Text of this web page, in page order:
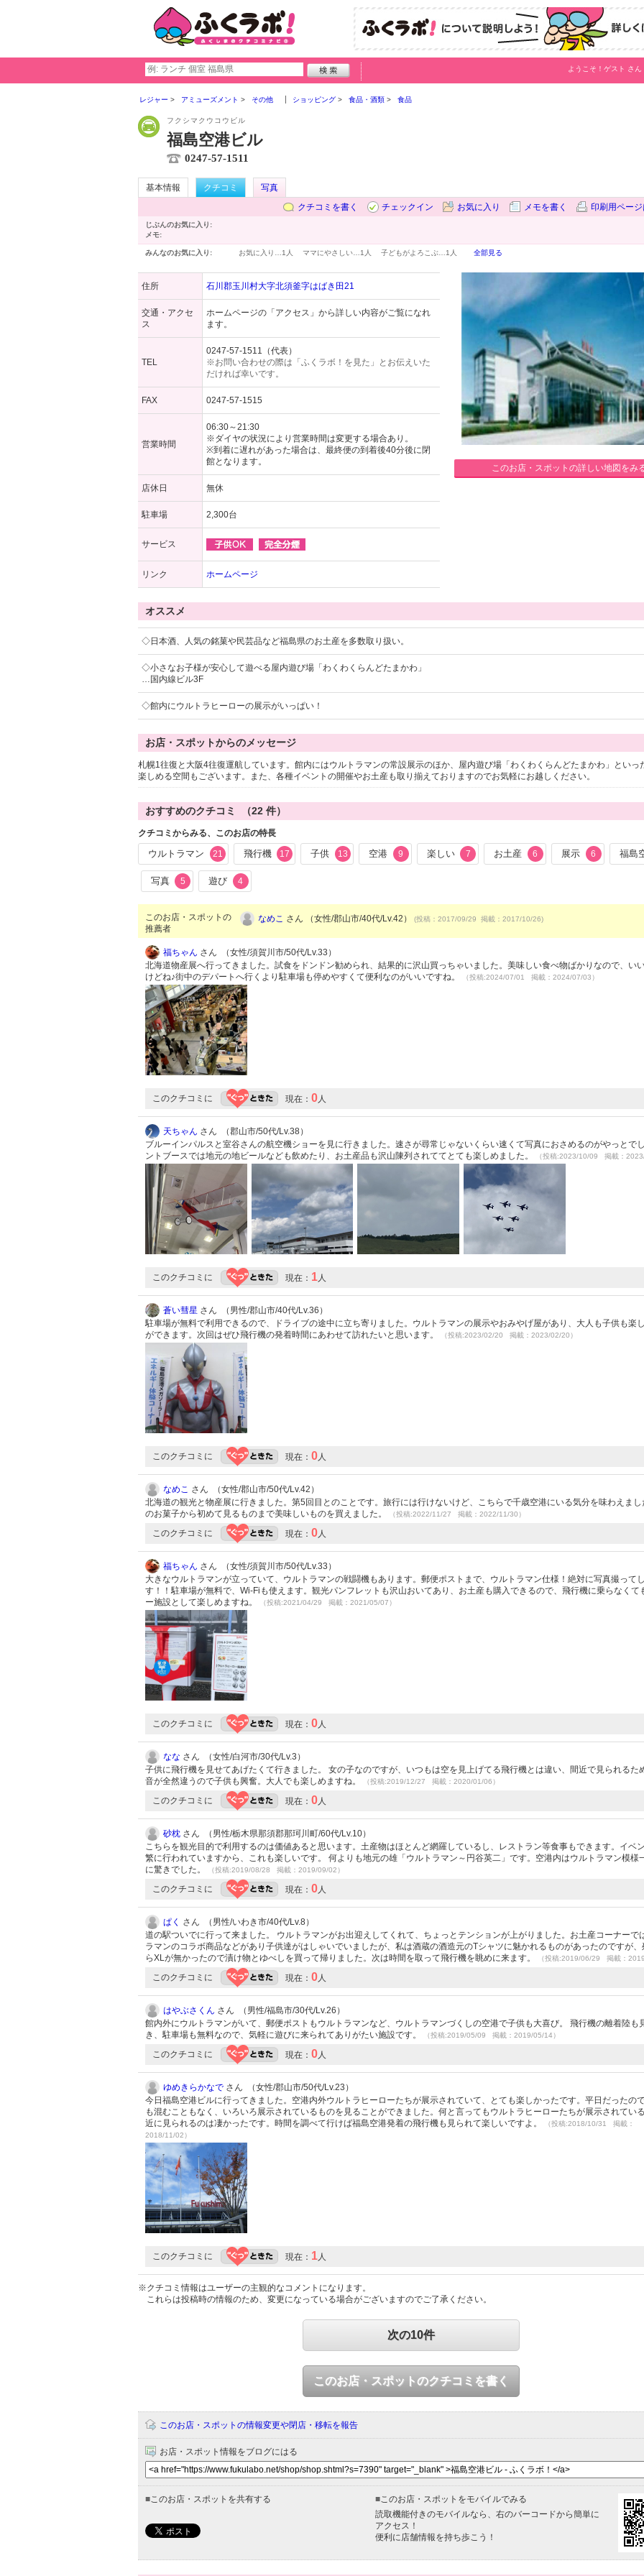
ようこそ！ ゲスト さん
レジャー アミューズメント その他 ショッピング 食品・酒類 食品
フクシマクウコウビル
福島空港ビル
0247-57-1511
基本情報 クチコミ
写真
クチコミを書く
チェックイン お気に入り メモを書く 印刷用ページ
じぶんのお気に入り:
メモ:
みんなのお気に入り: お気に入り… 1人 ママにやさしい… 1人 子どもがよろこぶ… 1人 全部見る
住所 石川郡玉川村大字北須釜字はばき田21
交通・アクセ
ス
ホームページの「アクセス」から詳しい内容がご覧になれ
ます。
TEL
0247-57-1511（代表）
※お問い合わせの際は「ふくラボ！を見た」とお伝えいた
だければ幸いです。
FAX 0247-57-1515
営業時間
06:30～21:30
※ダイヤの状況により営業時間は変更する場合あり。
※到着に遅れがあった場合は、最終便の到着後40分後に閉
館となります。
店休日 無休
駐車場 2,300台
サービス
リンク ホームページ
このお店・スポットの詳しい地図をみ
オススメ
◇日本酒、人気の銘菓や民芸品など福島県のお土産を多数取り扱い。
◇小さなお子様が安心して遊べる屋内遊び場「わくわくらんどたまかわ」
…国内線ビル3F
◇館内にウルトラヒーローの展示がいっぱい！
お店・スポットからのメッセージ
札幌1往復と大阪4往復運航しています。館内にはウルトラマンの常設展示のほか、屋内遊び場「わくわくらんどたまかわ」といっ
楽しめる空間もございます。また、各種イベントの開催やお土産も取り揃えておりますのでお気軽にお越しください。
おすすめのクチコミ （22 件）
クチコミからみる、このお店の特長
ウルトラマン 21 飛行機 17 子供 13 空港 9 楽しい 7 お土産 6 展示 6 福島
写真 5 遊び 4
このお店・スポットの
推薦者
なめこ さん （女性/郡山市/40代/Lv.42） (投稿：2017/09/29 掲載：2017/10/26)
福ちゃん さん （女性/須賀川市/50代/Lv.33）
北海道物産展へ行ってきました。試食をドンドン勧められ、結果的に沢山買っちゃいました。美味しい食べ物ばかりなので、い
けどね♪街中のデパートへ行くより駐車場も停めやすくて便利なのがいいですね。
（投稿:2024/07/01 掲載：2024/07/03）
このクチコミに 現在： 0人
天ちゃん さん （郡山市/50代/Lv.38）
ブルーインパルスと室谷さんの航空機ショーを見に行きました。速さが尋常じゃないくらい速くて写真におさめるのがやっとで
ントブースでは地元の地ビールなども飲めたり、お土産品も沢山陳列されててとても楽しめました。
（投稿:2023/10/09 掲載：2023/
このクチコミに 現在： 1人
蒼い彗星 さん （男性/郡山市/40代/Lv.36）
駐車場が無料で利用できるので、ドライブの途中に立ち寄りました。ウルトラマンの展示やおみやげ屋があり、大人も子供も楽
ができます。次回はぜひ飛行機の発着時間にあわせて訪れたいと思います。
（投稿:2023/02/20 掲載：2023/02/20）
このクチコミに 現在： 0人
なめこ さん （女性/郡山市/50代/Lv.42）
北海道の観光と物産展に行きました。第5回目とのことです。旅行には行けないけど、こちらで千歳空港にいる気分を味わえまし
のお菓子から初めて見るものまで美味しいものを買えました。
（投稿:2022/11/27 掲載：2022/11/30）
このクチコミに 現在： 0人
福ちゃん さん （女性/須賀川市/50代/Lv.33）
大きなウルトラマンが立っていて、ウルトラマンの戦闘機もあります。郵便ポストまで、ウルトラマン仕様！絶対に写真撮って
す！！駐車場が無料で、Wi-Fiも使えます。観光パンフレットも沢山おいてあり、お土産も購入できるので、飛行機に乗らなくて
ー施設として楽しめますね。
（投稿:2021/04/29 掲載：2021/05/07）
このクチコミに 現在： 0人
なな さん （女性/白河市/30代/Lv.3）
子供に飛行機を見せてあげたくて行きました。 女の子なのですが、いつもは空を見上げてる飛行機とは違い、間近で見られるた
音が全然違うので子供も興奮。大人でも楽しめますね。
（投稿:2019/12/27 掲載：2020/01/06）
このクチコミに 現在： 0人
砂枕 さん （男性/栃木県那須郡那珂川町/60代/Lv.10）
こちらを観光目的で利用するのは価値あると思います。土産物はほとんど網羅しているし、レストラン等食事もできます。イベ
繁に行われていますから、これも楽しいです。 何よりも地元の雄「ウルトラマン～円谷英二」です。空港内はウルトラマン模様
に驚きでした。
（投稿:2019/08/28 掲載：2019/09/02）
このクチコミに 現在： 0人
ぱく さん （男性/いわき市/40代/Lv.8）
道の駅ついでに行って来ました。 ウルトラマンがお出迎えしてくれて、ちょっとテンションが上がりました。お土産コーナーで
ラマンのコラボ商品などがあり子供達がはしゃいでいましたが、私は酒蔵の酒造元のTシャツに魅かれるものがあったのですが
らXLが無かったので漬け物とゆべしを買って帰りました。次は時間を取って飛行機を眺めに来ます。
（投稿:2019/06/29 掲載：
このクチコミに 現在： 0人
はやぶさくん さん （男性/福島市/30代/Lv.26）
館内外にウルトラマンがいて、郵便ポストもウルトラマンなど、ウルトラマンづくしの空港で子供も大喜び。 飛行機の離着陸も
き、駐車場も無料なので、気軽に遊びに来られてありがたい施設です。
（投稿:2019/05/09 掲載：2019/05/14）
このクチコミに 現在： 0人
ゆめきらかなで さん （女性/郡山市/50代/Lv.23）
今日福島空港ビルに行ってきました。空港内外ウルトラヒーローたちが展示されていて、とても楽しかったです。平日だったの
も混むこともなく、いろいろ展示されているものを見ることができました。何と言ってもウルトラヒーローたちが展示されてい
近に見られるのは凄かったです。時間を調べて行けば福島空港発着の飛行機も見られて楽しいですよ。
（投稿:2018/10/31 掲載：
2018/11/02）
このクチコミに 現在： 1人
※クチコミ情報はユーザーの主観的なコメントになります。
これらは投稿時の情報のため、変更になっている場合がございますのでご了承ください。
次の10件
このお店・スポットのクチコミを書く
このお店・スポットの情報変更や閉店・移転を報告
お店・スポット情報をブログにはる
■このお店・スポットを共有する ■このお店・スポットをモバイルでみる
読取機能付きのモバイルなら、右のバーコードから簡単に
アクセス！
便利に店舗情報を持ち歩こう！